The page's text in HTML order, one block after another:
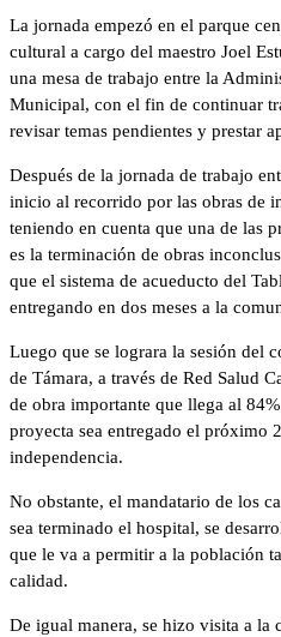
La jornada empezó en el parque
cultural a cargo del maestro Joel
una mesa de trabajo entre la
Municipal, con el fin de continuar
revisar temas pendientes y prestar
Después de la jornada de trabajo
inicio al recorrido por las obras de
teniendo en cuenta que una de las
es la terminación de obras
que el sistema de acueducto del
entregando en dos meses a la
Luego que se lograra la sesión del
de Támara, a través de Red Salud
de obra importante que llega al
proyecta sea entregado el próximo
independencia.
No obstante, el mandatario de los
sea terminado el hospital, se
que le va a permitir a la población
calidad.
De igual manera, se hizo visita a la